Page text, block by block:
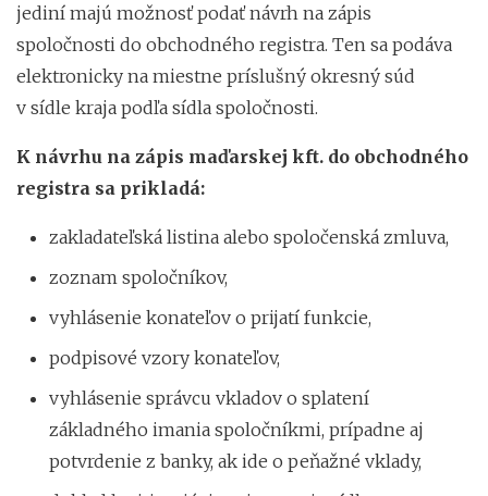
jediní majú možnosť podať návrh na zápis
spoločnosti do obchodného registra. Ten sa podáva
elektronicky na miestne príslušný okresný súd
v sídle kraja podľa sídla spoločnosti.
K návrhu na zápis maďarskej kft. do obchodného
registra sa prikladá:
zakladateľská listina alebo spoločenská zmluva,
zoznam spoločníkov,
vyhlásenie konateľov o prijatí funkcie,
podpisové vzory konateľov,
vyhlásenie správcu vkladov o splatení
základného imania spoločníkmi, prípadne aj
potvrdenie z banky, ak ide o peňažné vklady,